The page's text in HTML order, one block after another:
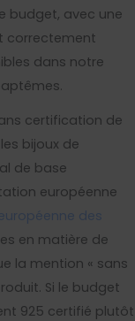
budget, avec une
correctement
dans notre
certification de
bijoux de
de base
européenne
des
en matière de
la mention « sans
Si le budget
925 certifié plutôt